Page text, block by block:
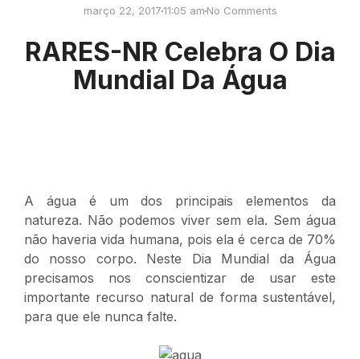
março 22, 201711:05 amNo Comments
RARES-NR Celebra O Dia
Mundial Da Água
A água é um dos principais elementos da
natureza. Não podemos viver sem ela. Sem água
não haveria vida humana, pois ela é cerca de 70%
do nosso corpo. Neste Dia Mundial da Água
precisamos nos conscientizar de usar este
importante recurso natural de forma sustentável,
para que ele nunca falte.